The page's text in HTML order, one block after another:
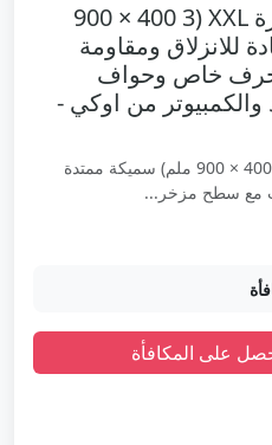
قاعدة ماوس العاب كبيرة XXL (900 × 400 3
للانزلاق ومقاومة
خاص وحواف
والكمبيوتر من اوكي -
قاعدة ماوس العاب كبيرة XXL (900 × 400 3 ملم) سميكة ممتدة
مع سطح مزخر...
على المكافأة